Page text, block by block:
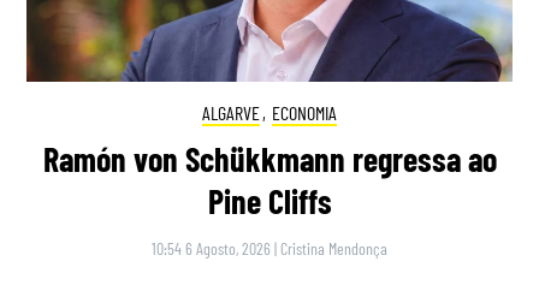
ALGARVE, ECONOMIA
Ramón von Schükkmann regressa ao
Pine Cliffs
10:54 6 Agosto, 2026 | Cristina Mendonça